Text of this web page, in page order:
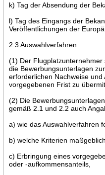
k) Tag der Absendung der
l) Tag des Eingangs der
Veröffentlichungen der
2.3 Auswahlverfahren
(1) Der
die Bewerbungsunterlagen
erforderlichen Nachweise
vorgegebenen Frist zu
(2) Die
gemäß 2.1 und 2.2 auch
a) wie das Auswahlverfahren
b) welche Kriterien
c) Erbringung eines
oder -aufkommensanteils,